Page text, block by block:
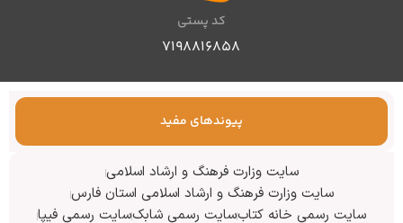
کد پستی
۷۱۹۸۸۱۶۸۵۸
پیوندهای مفید
سایت وزارت فرهنگ و ارشاد اسلامی
سایت وزارت فرهنگ و ارشاد اسلامی استان فارس
سایت رسمی خانه کتابسایت رسمی شابکسایت رسمی فیپا